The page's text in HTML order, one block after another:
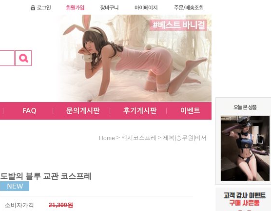
Home > 섹시코스프레 > 제복|승무원|비서
도발의 블루 교관 코스프레
소비자가격 21,300원